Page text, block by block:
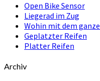
Open Bike Sensor
Liegerad im Zug
Wohin mit dem
Geplatzter Reifen
Platter Reifen
Archiv